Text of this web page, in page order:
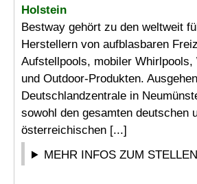
Holstein
Bestway gehört zu den weltweit
Herstellern von aufblasbaren
Aufstellpools, mobiler Whirlpools,
und Outdoor-Produkten.
Deutschlandzentrale in
sowohl den gesamten deutschen
österreichischen [...]
MEHR INFOS ZUM